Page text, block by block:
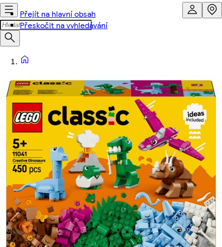
Přejít na hlavní obsah
Přeskočit na vyhledávání